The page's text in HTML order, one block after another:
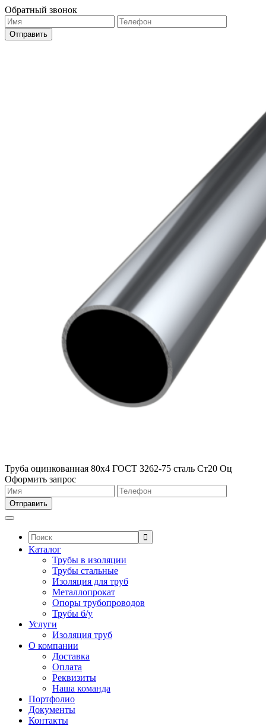
Обратный звонок
Труба оцинкованная 80х4 ГОСТ 3262-75 сталь Ст20 Оц
Оформить запрос
Поиск:
Каталог
Трубы в изоляции
Трубы стальные
Изоляция для труб
Металлопрокат
Опоры трубопроводов
Трубы б/у
Услуги
Изоляция труб
О компании
Доставка
Оплата
Реквизиты
Наша команда
Портфолио
Документы
Контакты